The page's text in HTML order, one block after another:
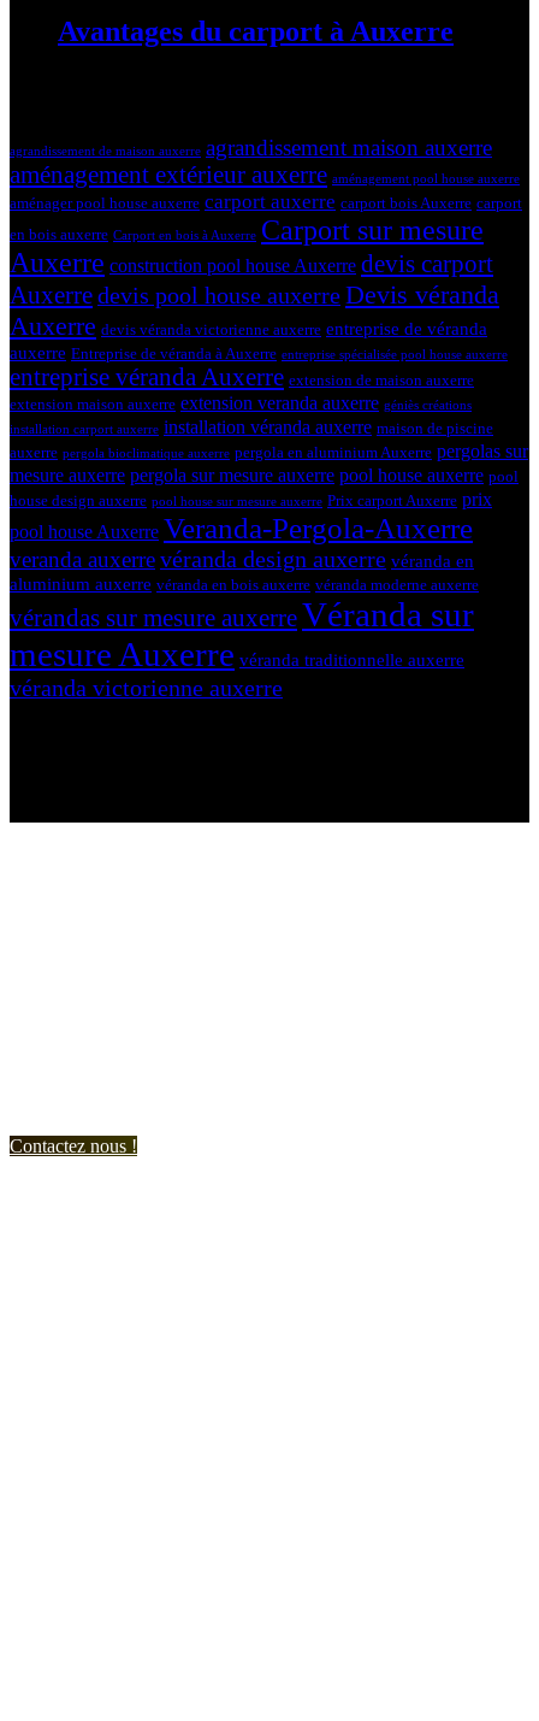
Avantages du carport à Auxerre
agrandissement de maison auxerre agrandissement maison auxerre
aménagement extérieur auxerre aménagement pool house auxerre
aménager pool house auxerre carport auxerre carport bois Auxerre carport
en bois auxerre Carport en bois à Auxerre Carport sur mesure
Auxerre construction pool house Auxerre devis carport
Auxerredevis pool house auxerreDevis véranda
Auxerre devis véranda victorienne auxerre entreprise de véranda
auxerre Entreprise de véranda à Auxerre entreprise spécialisée pool house auxerre
entreprise véranda Auxerre extension de maison auxerre
extension maison auxerre extension veranda auxerre géniès créations
installation carport auxerre installation véranda auxerre maison de piscine
auxerre pergola bioclimatique auxerre pergola en aluminium Auxerre pergolas sur
mesure auxerre pergola sur mesure auxerre pool house auxerre pool
house design auxerre pool house sur mesure auxerre Prix carport Auxerre prix
pool house Auxerre Veranda-Pergola-Auxerre
veranda auxerrevéranda design auxerre véranda en
aluminium auxerre véranda en bois auxerre véranda moderne auxerre
vérandas sur mesure auxerreVéranda sur
mesure Auxerre véranda traditionnelle auxerre
véranda victorienne auxerre
Contactez nous !